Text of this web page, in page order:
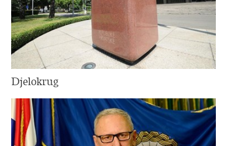
Djelokrug